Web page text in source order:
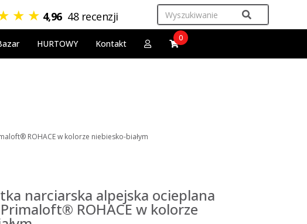
★ ★ 4,96 48 recenzji
HURTOWY Kontakt
0
ROHACE w kolorze niebiesko-białym
narciarska alpejska ocieplana
ROHACE w kolorze